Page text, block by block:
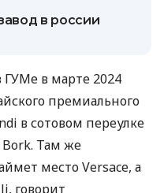
в россии
ГУМе в марте 2024
премиального
в сотовом переулке
Bork. Там же
место Versace, а
говорит